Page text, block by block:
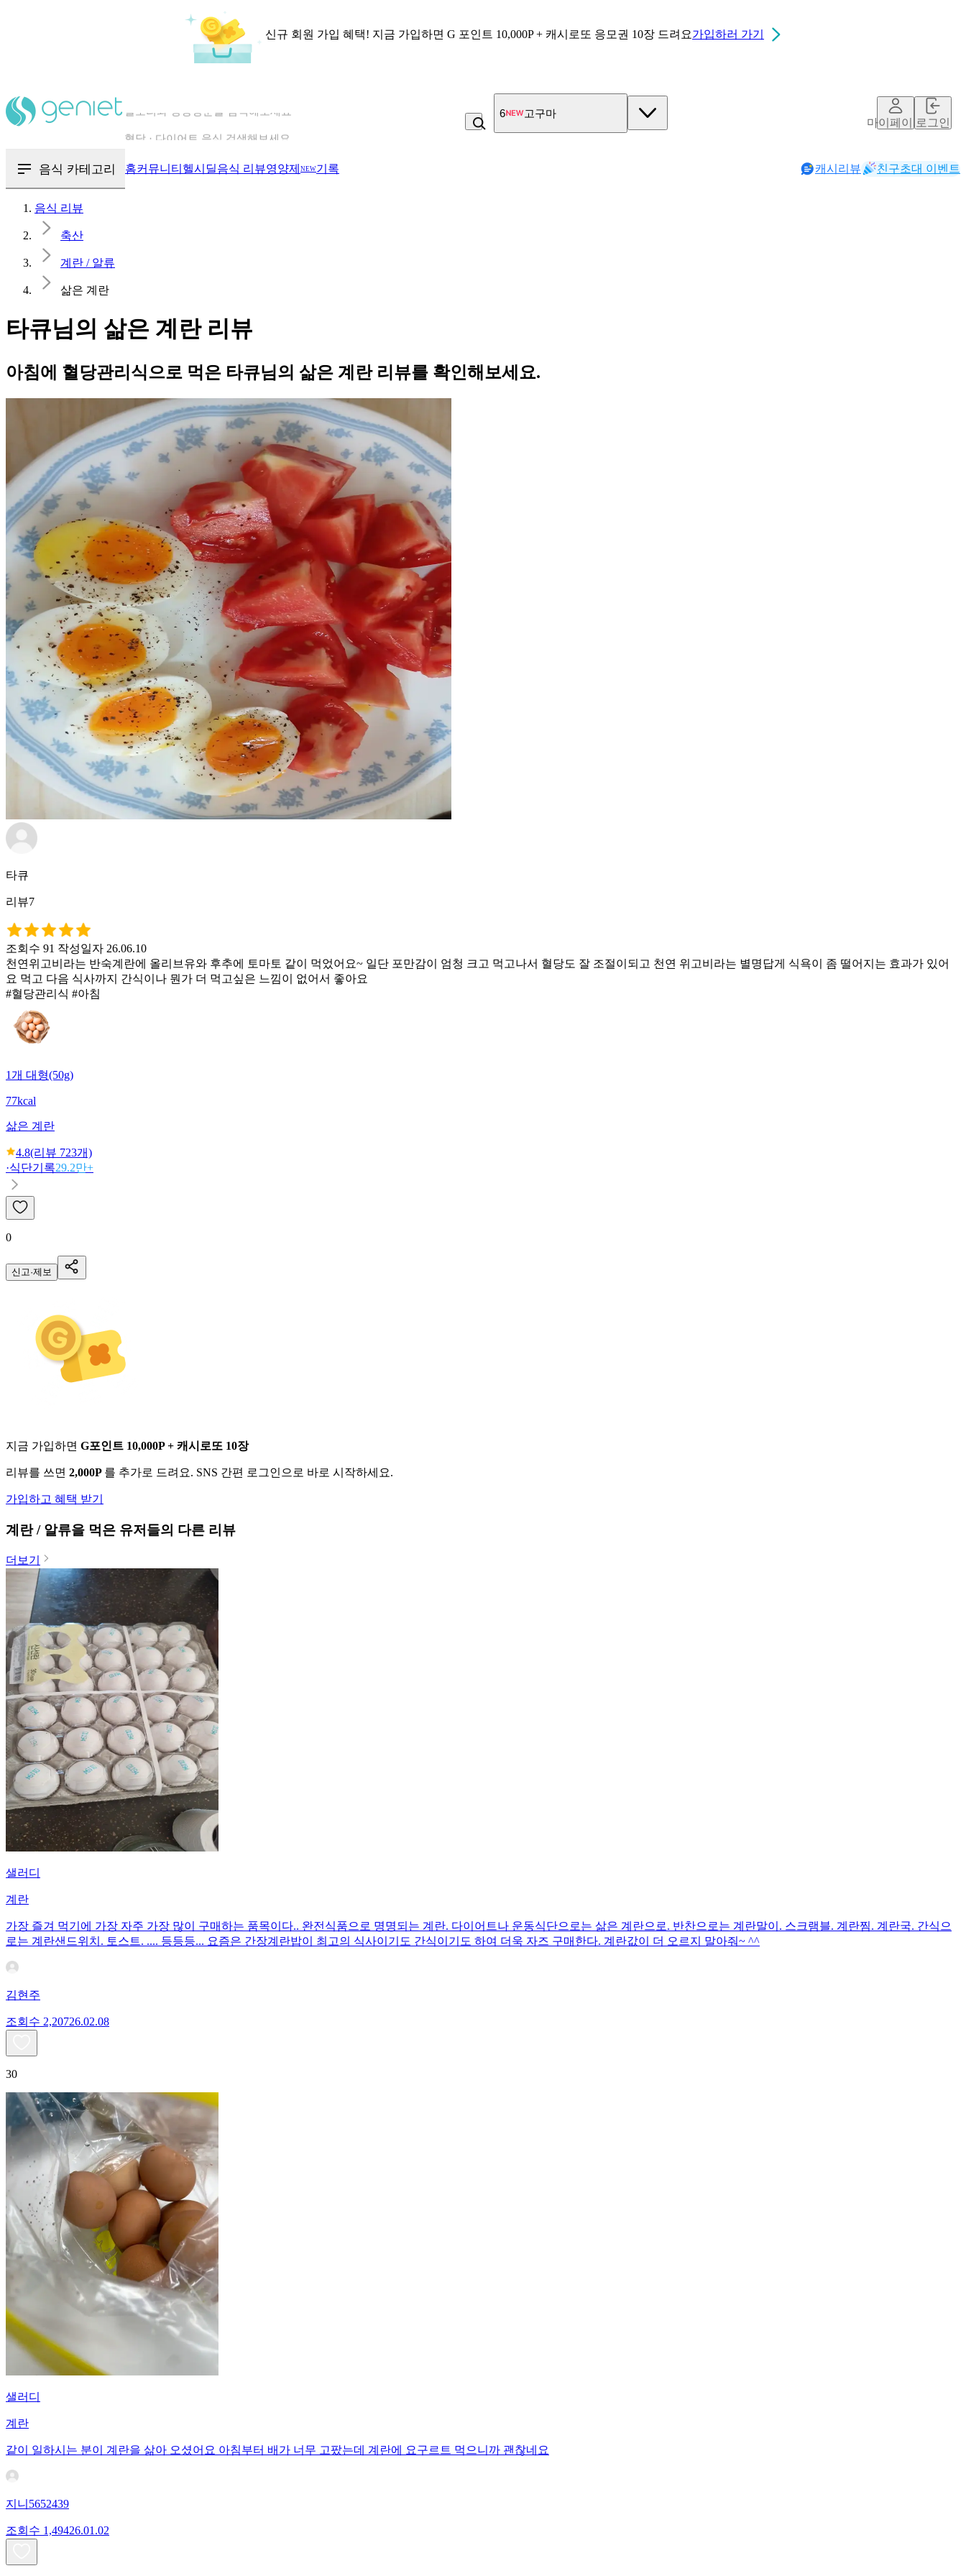
신규 회원 가입 혜택! 지금 가입하면 G 포인트 10,000P + 캐시로또 응모권 10장 드려요가입하러 가기
7 직화그릴 닭가슴살 큐브 칮ㄷ
마이페이지로그인
음식 카테고리 홈커뮤니티 헬시딜음식 리뷰영양제 NEW기록 캐시리뷰 친구초대 이벤트
음식 리뷰
축산
계란 / 알류
삶은 계란
타큐님의 삶은 계란 리뷰
아침에 혈당관리식으로 먹은 타큐님의 삶은 계란 리뷰를 확인해보세요.
타큐
리뷰7
조회수 91 작성일자 26.06.10
천연위고비라는 반숙계란에 올리브유와 후추에 토마토 같이 먹었어요~ 일단 포만감이 엄청 크고 먹고나서 혈당도 잘 조절이되고 천연 위고비라는 별명답게 식욕이 좀 떨어지는 효과가 있어
요 먹고 다음 식사까지 간식이나 뭔가 더 먹고싶은 느낌이 없어서 좋아요
#혈당관리식 #아침
1개 대형(50g)
77kcal
삶은 계란
4.8(리뷰 723개)
·식단기록29.2만+
0
신고·제보
지금 가입하면 G포인트 10,000P + 캐시로또 10장
리뷰를 쓰면 2,000P 를 추가로 드려요. SNS 간편 로그인으로 바로 시작하세요.
가입하고 혜택 받기
계란 / 알류을 먹은 유저들의 다른 리뷰
더보기
샐러디
계란
가장 즐겨 먹기에 가장 자주 가장 많이 구매하는 품목이다.. 완전식품으로 명명되는 계란. 다이어트나 운동식단으로는 삶은 계란으로. 반찬으로는 계란말이. 스크램블. 계란찜. 계란국. 간식으
로는 계란샌드위치. 토스트. .... 등등등... 요즘은 간장계란밥이 최고의 식사이기도 간식이기도 하여 더욱 자즈 구매한다. 계란값이 더 오르지 말아줘~ ^^
김현주
조회수 2,20726.02.08
30
샐러디
계란
같이 일하시는 분이 계란을 삶아 오셨어요 아침부터 배가 너무 고팠는데 계란에 요구르트 먹으니까 괜찮네요
지니5652439
조회수 1,49426.01.02